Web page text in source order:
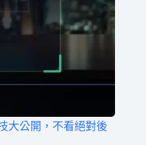
大公開，不看絕對後